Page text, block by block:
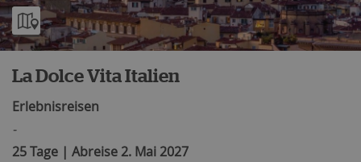
La Dolce Vita Italien
Erlebnisreisen
-
25 Tage | Abreise 2. Mai 2027